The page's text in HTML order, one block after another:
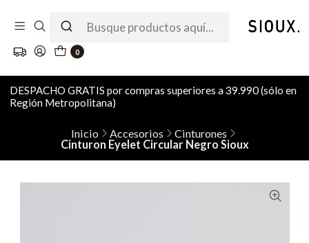
0
DESPACHO GRATIS por compras superiores a 39.990 (sólo en
Región Metropolitana)
Inicio Accesorios
Cinturones
Cinturon Eyelet Circular Negro Sioux